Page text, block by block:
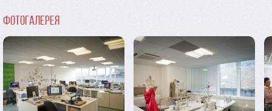
Фотогалерея